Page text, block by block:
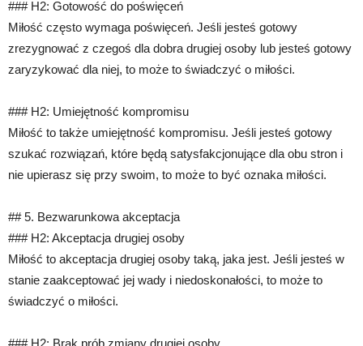
### H2: Gotowość do poświęceń
Miłość często wymaga poświęceń. Jeśli jesteś gotowy
zrezygnować z czegoś dla dobra drugiej osoby lub jesteś gotowy
zaryzykować dla niej, to może to świadczyć o miłości.
### H2: Umiejętność kompromisu
Miłość to także umiejętność kompromisu. Jeśli jesteś gotowy
szukać rozwiązań, które będą satysfakcjonujące dla obu stron i
nie upierasz się przy swoim, to może to być oznaka miłości.
## 5. Bezwarunkowa akceptacja
### H2: Akceptacja drugiej osoby
Miłość to akceptacja drugiej osoby taką, jaka jest. Jeśli jesteś w
stanie zaakceptować jej wady i niedoskonałości, to może to
świadczyć o miłości.